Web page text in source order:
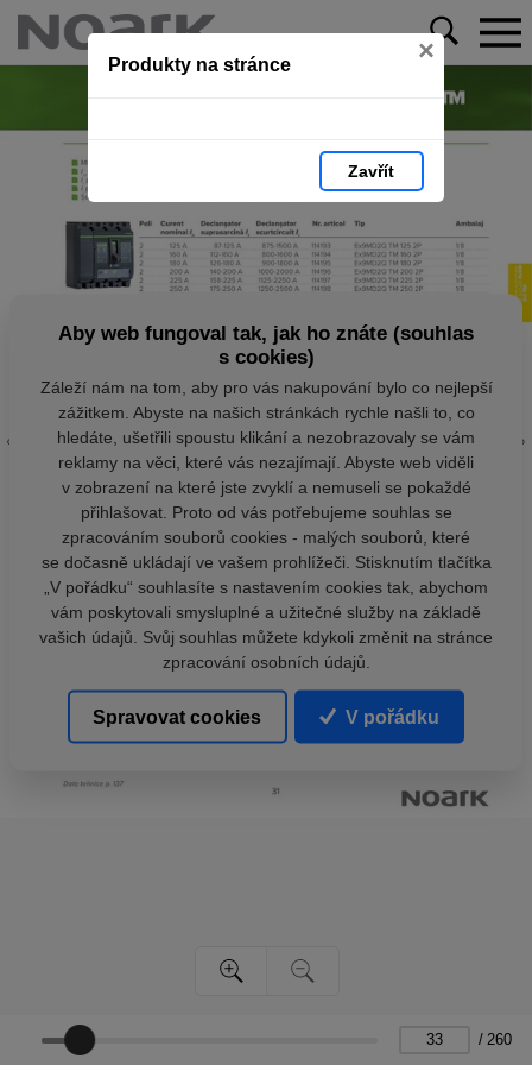
Produkty na stránce ×
Zavřít
/ 260
Aby web fungoval tak, jak ho znáte (souhlas
s cookies)
Záleží nám na tom, aby pro vás nakupování bylo co nejlepší
zážitkem. Abyste na našich stránkách rychle našli to, co
hledáte, ušetřili spoustu klikání a nezobrazovaly se vám
reklamy na věci, které vás nezajímají. Abyste web viděli
v zobrazení na které jste zvyklí a nemuseli se pokaždé
přihlašovat. Proto od vás potřebujeme souhlas se
zpracováním souborů cookies - malých souborů, které
se dočasně ukládají ve vašem prohlížeči. Stisknutím tlačítka
„V pořádku“ souhlasíte s nastavením cookies tak, abychom
vám poskytovali smysluplné a užitečné služby na základě
vašich údajů. Svůj souhlas můžete kdykoli změnit na stránce
zpracování osobních údajů.
Spravovat cookies V pořádku